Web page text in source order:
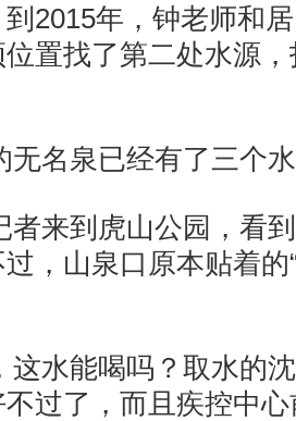
2015年，钟老师和
置找了第二处水源
无名泉已经有了三个
者来到虎山公园，看
，山泉口原本贴着的
这水能喝吗？取水的
过了，而且疾控中